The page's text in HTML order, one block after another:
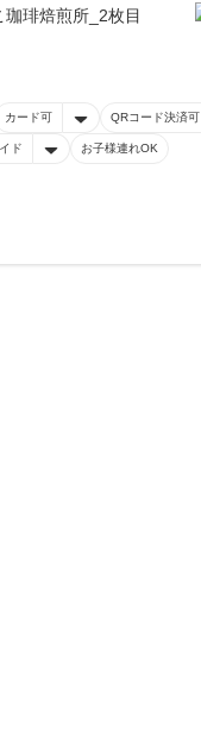
カード可 QRコード決済可
ド お子様連れOK